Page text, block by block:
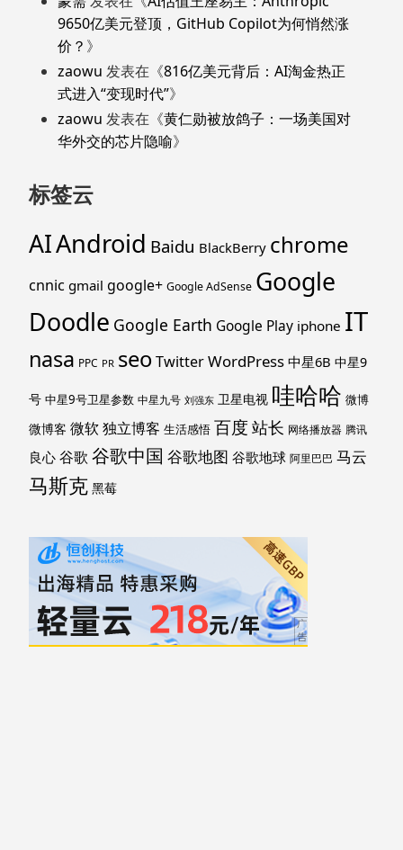
9650亿美元登顶，GitHub Copilot为何悄然涨
价？ 》
zaowu 发表在《816亿美元背后：AI淘金热正
式进入“变现时代”》
zaowu 发表在《黄仁勋被放鸽子：一场美国对
华外交的芯片隐喻》
标签云
AIAndroid Baidu BlackBerry chrome
cnnic gmail google+ Google AdSense Google
Doodle Google Earth Google Play iphone IT
nasa PPC PR seoTwitterWordPress 中星6B 中星9
号 中星9号卫星参数 中星九号 刘强东 卫星电视 哇哈哈 微博
微博客 微软独立博客 生活感悟 百度 站长 网络播放器 腾讯
良心 谷歌 谷歌中国 谷歌地图 谷歌地球 阿里巴巴 马云
马斯克 黑莓